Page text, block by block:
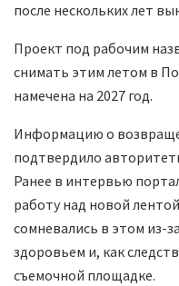
после нескольких лет
Проект под рабочим
снимать этим летом в
намечена на 2027 год.
Информацию о
подтвердило
Ранее в интервью
работу над новой
сомневались в этом из-
здоровьем и, как
съемочной площадке.